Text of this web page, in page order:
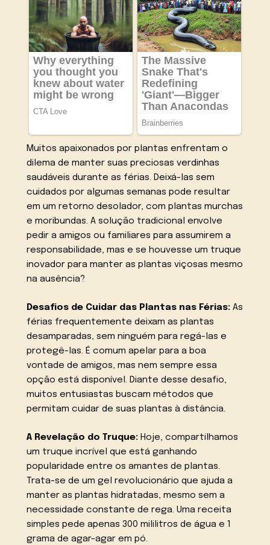
Muitos apaixonados por plantas enfrentam o
dilema de manter suas preciosas verdinhas
saudáveis durante as férias. Deixá-las sem
cuidados por algumas semanas pode resultar
em um retorno desolador, com plantas murchas
e moribundas. A solução tradicional envolve
pedir a amigos ou familiares para assumirem a
responsabilidade, mas e se houvesse um truque
inovador para manter as plantas viçosas mesmo
na ausência?
Desafios de Cuidar das Plantas nas Férias: As
férias frequentemente deixam as plantas
desamparadas, sem ninguém para regá-las e
protegê-las. É comum apelar para a boa
vontade de amigos, mas nem sempre essa
opção está disponível. Diante desse desafio,
muitos entusiastas buscam métodos que
permitam cuidar de suas plantas à distância.
A Revelação do Truque: Hoje, compartilhamos
um truque incrível que está ganhando
popularidade entre os amantes de plantas.
Trata-se de um gel revolucionário que ajuda a
manter as plantas hidratadas, mesmo sem a
necessidade constante de rega. Uma receita
simples pede apenas 300 mililitros de água e 1
grama de agar-agar em pó.